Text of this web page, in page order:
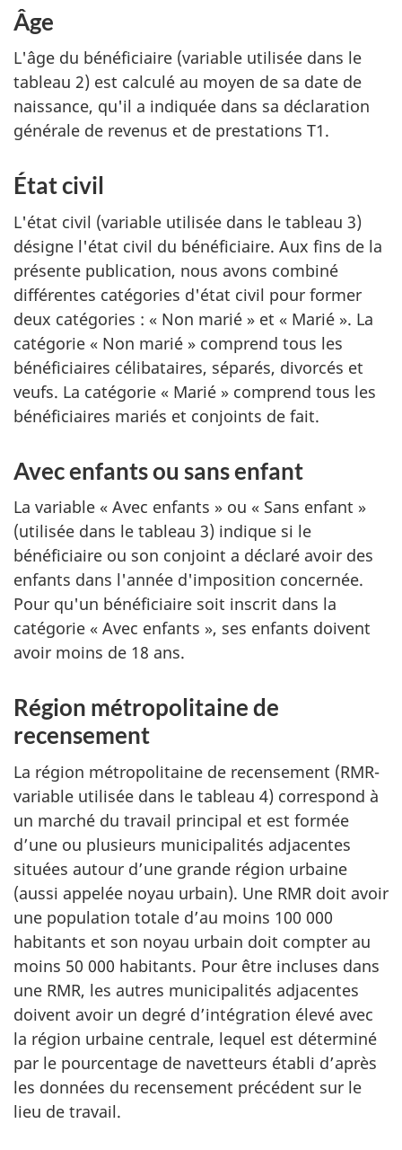
Âge
L'âge du bénéficiaire (variable utilisée dans le
tableau 2) est calculé au moyen de sa date de
naissance, qu'il a indiquée dans sa déclaration
générale de revenus et de prestations T1.
État civil
L'état civil (variable utilisée dans le tableau 3)
désigne l'état civil du bénéficiaire. Aux fins de la
présente publication, nous avons combiné
différentes catégories d'état civil pour former
deux catégories : « Non marié » et « Marié ». La
catégorie « Non marié » comprend tous les
bénéficiaires célibataires, séparés, divorcés et
veufs. La catégorie « Marié » comprend tous les
bénéficiaires mariés et conjoints de fait.
Avec enfants ou sans enfant
La variable « Avec enfants » ou « Sans enfant »
(utilisée dans le tableau 3) indique si le
bénéficiaire ou son conjoint a déclaré avoir des
enfants dans l'année d'imposition concernée.
Pour qu'un bénéficiaire soit inscrit dans la
catégorie « Avec enfants », ses enfants doivent
avoir moins de 18 ans.
Région métropolitaine de
recensement
La région métropolitaine de recensement (RMR-
variable utilisée dans le tableau 4) correspond à
un marché du travail principal et est formée
d’une ou plusieurs municipalités adjacentes
situées autour d’une grande région urbaine
(aussi appelée noyau urbain). Une RMR doit avoir
une population totale d’au moins 100 000
habitants et son noyau urbain doit compter au
moins 50 000 habitants. Pour être incluses dans
une RMR, les autres municipalités adjacentes
doivent avoir un degré d’intégration élevé avec
la région urbaine centrale, lequel est déterminé
par le pourcentage de navetteurs établi d’après
les données du recensement précédent sur le
lieu de travail.